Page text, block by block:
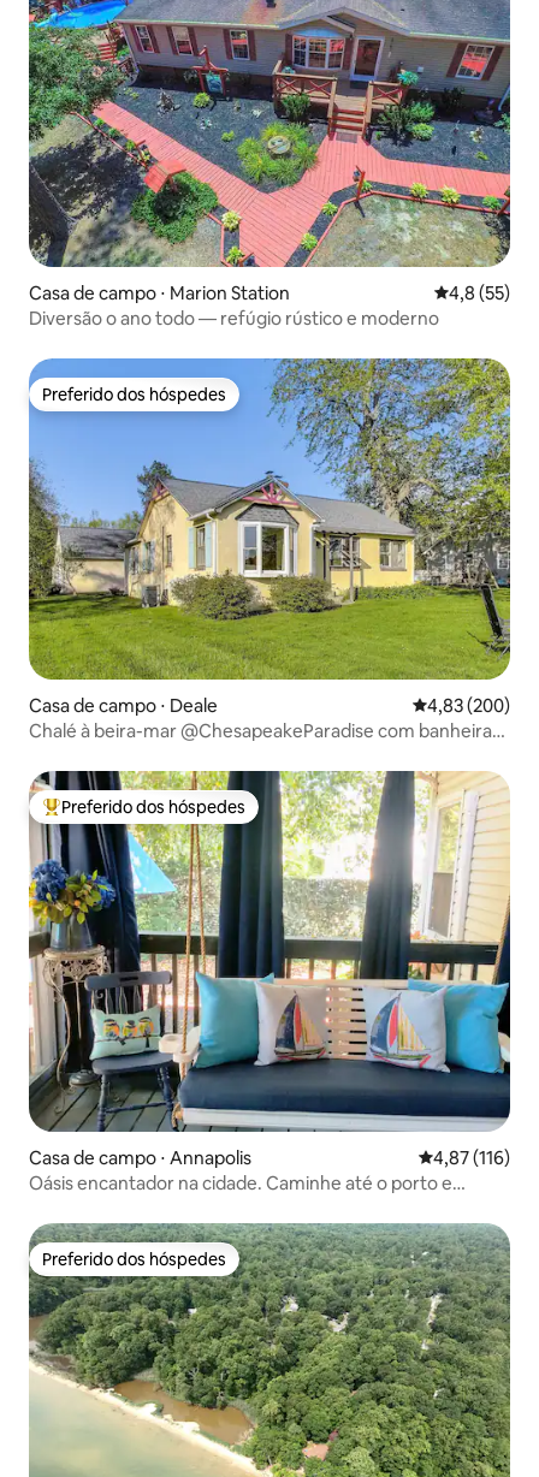
Casa de campo ⋅ Marion Station 4,8 de uma
4,8 (55)
Diversão o ano todo — refúgio rústico e moderno
Preferido dos hóspedes
Preferido dos hóspedes
Casa de campo ⋅ Deale 4,83 de uma
4,83 (200)
Chalé à beira-mar @ChesapeakeParadise com banheira
Entre os melhores preferidos dos hóspedes
Preferido dos hóspedes
Casa de campo ⋅ Annapolis 4,87 de uma
4,87 (116)
Oásis encantador na cidade. Caminhe até o porto e
Preferido dos hóspedes
Preferido dos hóspedes